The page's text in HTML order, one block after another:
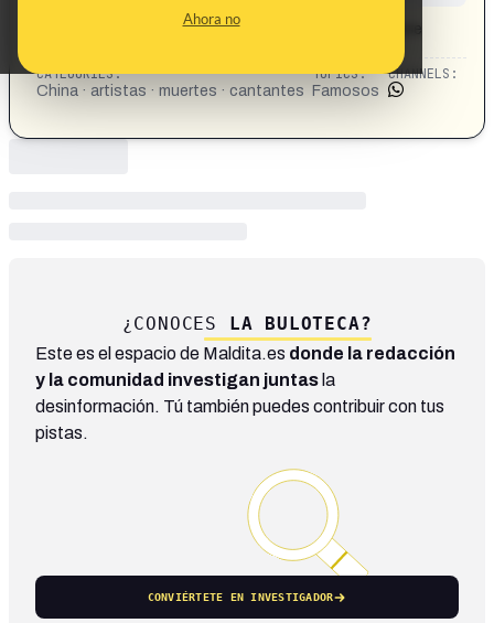
Ahora no
El artista chino discutió con un amigo antes de arrojarse
CATEGORIES:
China · artistas · muertes · cantantes
TOPICS:
Famosos
CHANNELS:
¿CONOCES LA BULOTECA?
Este es el espacio de Maldita.es donde la redacción
y la comunidad investigan juntas la
desinformación. Tú también puedes contribuir con tus
pistas.
CONVIÉRTETE EN INVESTIGADOR